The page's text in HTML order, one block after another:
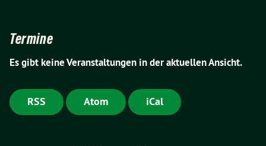
Termine
Es gibt keine Veranstaltungen in der aktuellen Ansicht.
RSS Atom iCal